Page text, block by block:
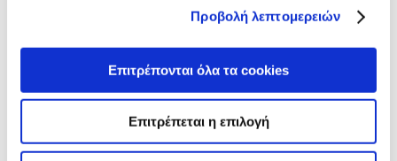
Προβολή λεπτομερειών
Επιτρέπονται όλα τα cookies
Επιτρέπεται η επιλογή
άγνωστο, με σκοπό να ικανοποιήσουν τις ανάγκες του
Περισσότερα